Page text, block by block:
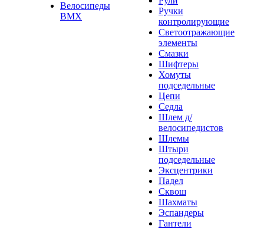
Велосипеды
BMX
Ручки
контролирующие
Светоотражающие
элементы
Смазки
Шифтеры
Хомуты
подседельные
Цепи
Седла
Шлем д/
велосипедистов
Шлемы
Штыри
подседельные
Эксцентрики
Падел
Сквош
Шахматы
Эспандеры
Гантели